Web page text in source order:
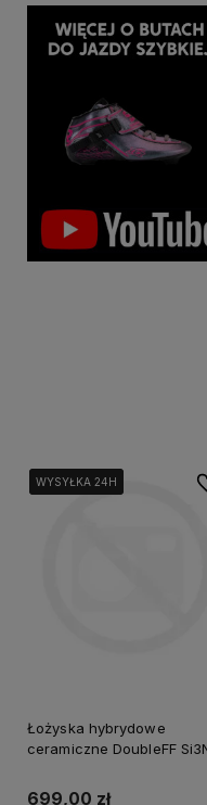
WYSYŁKA 24H
WYSYŁKA 24H
WYSYŁKA 24H
Łożyska hybrydowe
ceramiczne DoubleFF
699,00 zł